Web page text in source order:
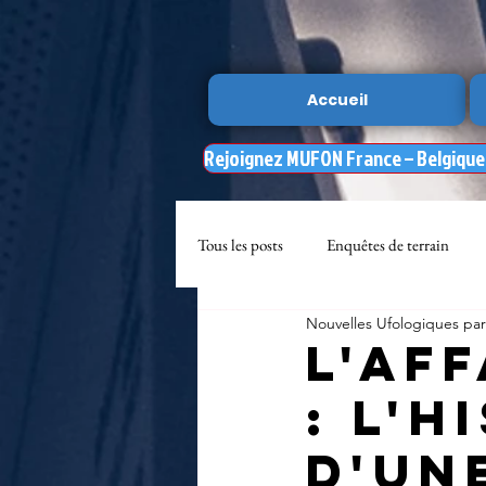
Accueil
Rejoignez MUFON France –
Tous les posts Enquêtes de terrain
NOUVELLE DU
enqueteur MUFON
:
Nouvelles Ufologiques